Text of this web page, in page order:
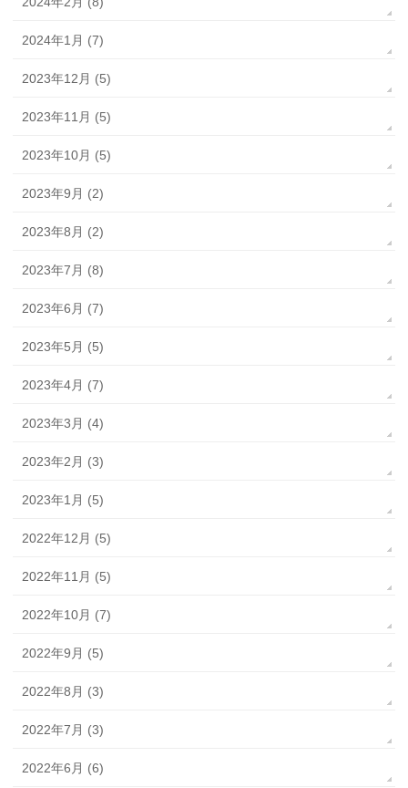
2024年1月 (7)
2023年12月 (5)
2023年11月 (5)
2023年10月 (5)
2023年9月 (2)
2023年8月 (2)
2023年7月 (8)
2023年6月 (7)
2023年5月 (5)
2023年4月 (7)
2023年3月 (4)
2023年2月 (3)
2023年1月 (5)
2022年12月 (5)
2022年11月 (5)
2022年10月 (7)
2022年9月 (5)
2022年8月 (3)
2022年7月 (3)
2022年6月 (6)